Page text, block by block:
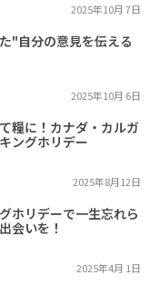
2025年10月 7日
"自分の意見を伝える
2025年10月 6日
糧に！カナダ・カルガ
ングホリデー
2025年8月12日
ホリデーで一生忘れら
会いを！
2025年4月 1日